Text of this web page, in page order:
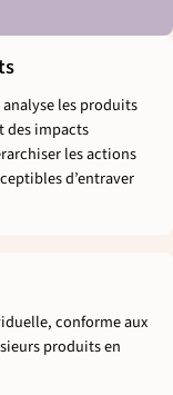
les produits
des impacts
les actions
d’entraver
conforme aux
produits en